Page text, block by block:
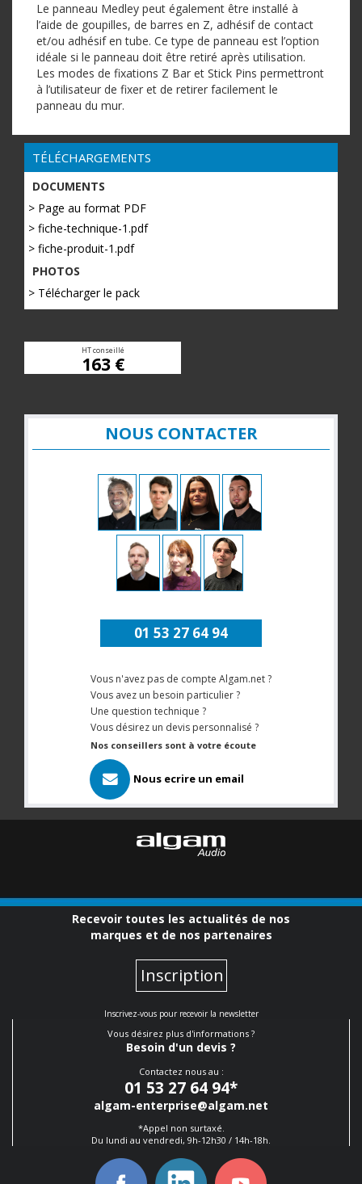
Le panneau Medley peut également être installé à
l’aide de goupilles, de barres en Z, adhésif de contact
et/ou adhésif en tube. Ce type de panneau est l’option
idéale si le panneau doit être retiré après utilisation.
Les modes de fixations Z Bar et Stick Pins permettront
à l’utilisateur de fixer et de retirer facilement le
panneau du mur.
TÉLÉCHARGEMENTS
DOCUMENTS
> Page au format PDF
> fiche-technique-1.pdf
> fiche-produit-1.pdf
PHOTOS
> Télécharger le pack
HT conseillé
163 €
NOUS CONTACTER
01 53 27 64 94
Vous n'avez pas de compte Algam.net ?
Vous avez un besoin particulier ?
Une question technique ?
Vous désirez un devis personnalisé ?
Nos conseillers sont à votre écoute
Nous ecrire un email
Recevoir toutes les actualités de nos
marques et de nos partenaires
Inscription
Inscrivez-vous pour recevoir la newsletter
Vous désirez plus d'informations ?
Besoin d'un devis ?
Contactez nous au :
01 53 27 64 94*
algam-enterprise@algam.net
*Appel non surtaxé.
Du lundi au vendredi, 9h-12h30 / 14h-18h.